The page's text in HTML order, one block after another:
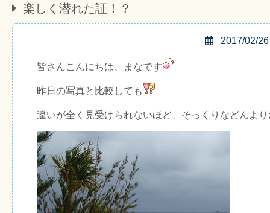
楽しく潜れた証！？
2017/02/26
皆さんこんにちは、まなです
昨日の写真と比較しても
違いが全く見受けられないほど、そっくりなどんよ